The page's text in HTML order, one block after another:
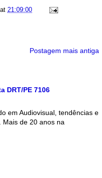
at 21:09:00
Postagem mais antiga
DRT/PE 7106
em Audiovisual, tendências e
Mais de 20 anos na